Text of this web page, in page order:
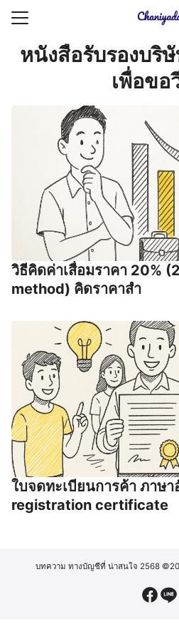
Skip
content
ญชี (Accounting service)
ญชี (Accounting
Search
for:
หนังสือรับรองบริ
เพื่อขอ
วิธีคิดค่าเสื่อมราคา 20%
method) คิดราคาสำ
ใบจดทะเบียนการค้า ภาษ
registration certificate
บทความ ทางบัญชีที่ น่าสนใจ 2568